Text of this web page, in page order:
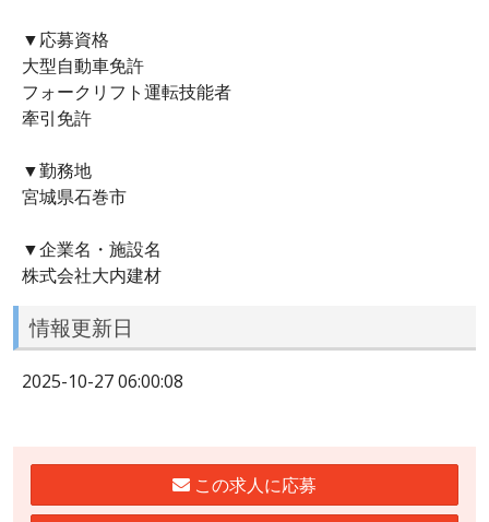
▼応募資格
大型自動車免許
フォークリフト運転技能者
牽引免許
▼勤務地
宮城県石巻市
▼企業名・施設名
株式会社大内建材
情報更新日
2025-10-27 06:00:08
この求人に応募